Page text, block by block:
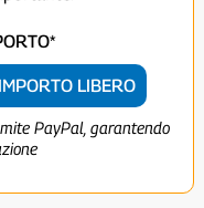
IMPORTO LIBERO
PayPal, garantendo